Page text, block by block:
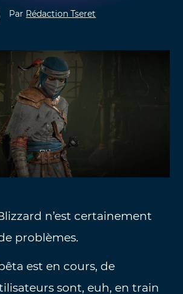
Par Rédaction Tseret
n’est certainement
problèmes.
est en cours, de
sont, euh, en train